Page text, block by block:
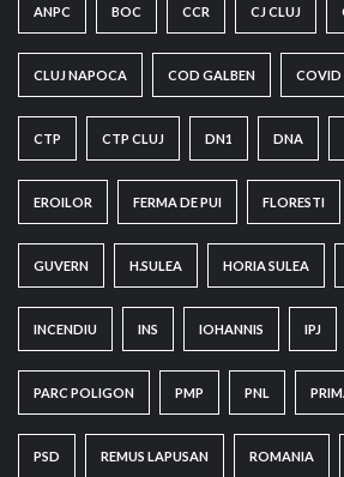
ANPC BOC CCR CJ CLUJ
CLUJ NAPOCA COD GALBEN COVID
CTP CTP CLUJ DN1 DNA
EROILOR FERMA DE PUI FLORESTI
GUVERN H.SULEA HORIA SULEA
INCENDIU INS IOHANNIS IPJ
PARC POLIGON PMP PNL
PSD REMUS LAPUSAN ROMANIA